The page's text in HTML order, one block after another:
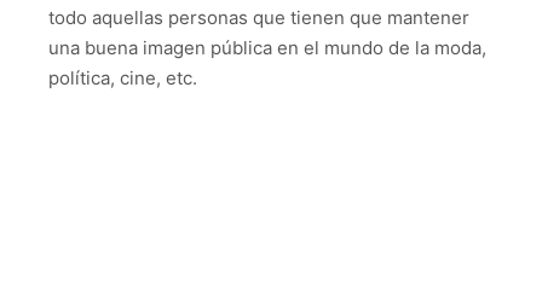
todo aquellas personas que tienen que mantener
una buena imagen pública en el mundo de la moda,
política, cine, etc.